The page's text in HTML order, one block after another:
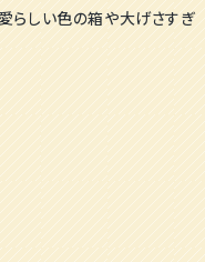
らしい色の箱や大げさすぎ